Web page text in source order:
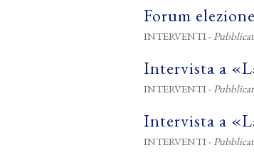
Forum
INTERVENTI-
Intervista a
INTERVENTI-
Intervista a
INTERVENTI-